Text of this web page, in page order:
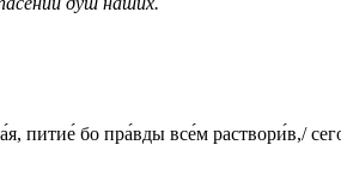
бо пра́вды все́м раствори́в,/